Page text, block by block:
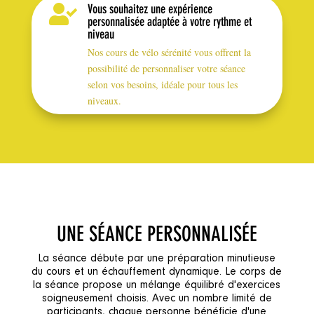

Vous souhaitez une expérience
personnalisée adaptée à votre rythme et
niveau
Nos cours de vélo sérénité vous offrent la
possibilité de personnaliser votre séance
selon vos besoins, idéale pour tous les
niveaux.
UNE SÉANCE PERSONNALISÉE
La séance débute par une préparation minutieuse
du cours et un échauffement dynamique. Le corps de
la séance propose un mélange équilibré d'exercices
soigneusement choisis. Avec un nombre limité de
participants, chaque personne bénéficie d'une